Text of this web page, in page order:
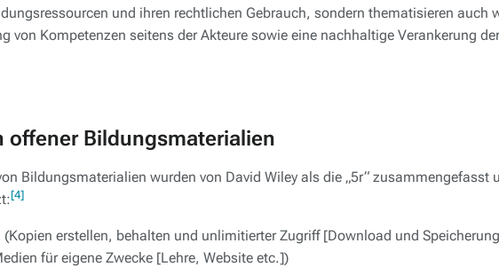
und ihren rechtlichen Gebrauch, sondern thematisieren auch
von Kompetenzen seitens der Akteure sowie eine nachhaltige Verankerung
offener Bildungsmaterialien
Bildungsmaterialien wurden von David Wiley als die „5r“ zusammengefasst
[4]
erstellen, behalten und unlimitierter Zugriff [Download und
für eigene Zwecke [Lehre, Website etc.])